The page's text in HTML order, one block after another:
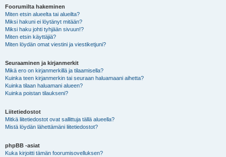
Foorumilta hakeminen
Miten etsin alueelta tai alueilta?
Miksi hakuni ei löytänyt mitään?
Miksi haku johti tyhjään sivuun!?
Miten etsin käyttäjiä?
Miten löydän omat viestini ja viestiketjuni?
Seuraaminen ja kirjanmerkit
Mikä ero on kirjanmerkillä ja tilaamisella?
Kuinka teen kirjanmerkin tai seuraan haluamaani aihetta?
Kuinka tilaan haluamani alueen?
Kuinka poistan tilaukseni?
Liitetiedostot
Mitkä liitetiedostot ovat sallittuja tällä alueella?
Mistä löydän lähettämäni liitetiedostot?
phpBB -asiat
Kuka kirjoitti tämän foorumisovelluksen?